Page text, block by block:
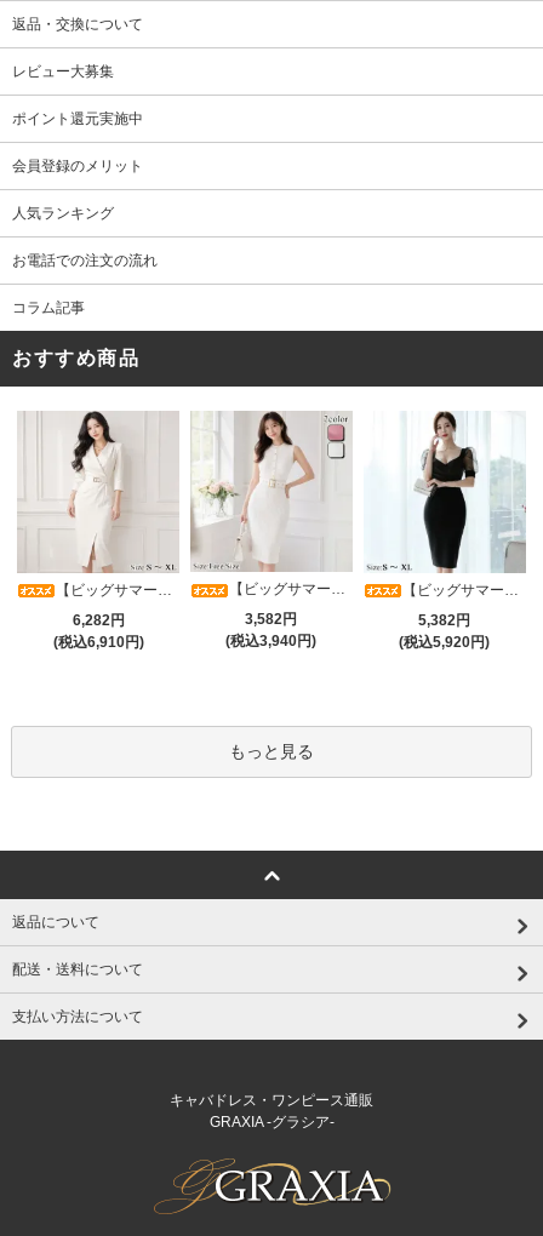
返品・交換について
レビュー大募集
ポイント還元実施中
会員登録のメリット
人気ランキング
お電話での注文の流れ
コラム記事
おすすめ商品
【ビッグサマーセール対象品】アシメカシュクール7分袖ワンピース(キャバドレス・CABARETDRESS)
6,282円
(税込6,910円)
【ビッグサマーセール対象品】タイトなボディラインが引き立つニットワンピース(キャバドレス・CABARETDRESS)
3,582円
(税込3,940円)
【ビッグサマーセール対象品】光沢シアースリーブが軽やかなカシュクールVネックドレープミディドレス(キャバドレス・CABARETDRESS)
5,382円
(税込5,920円)
もっと見る
返品について
配送・送料について
支払い方法について
キャバドレス・ワンピース通販
GRAXIA -グラシア-